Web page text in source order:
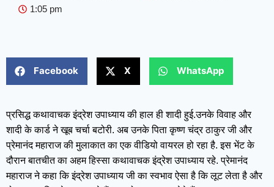
1:05 pm
Facebook X WhatsApp
प्रसिद्ध कथावाचक इंद्रेश उपाध्याय की हाल ही शादी हुई.उनके विवाह और
शादी के कार्ड ने खूब चर्चा बटोरी. अब उनके पिता कृष्ण चंद्र ठाकुर जी और
प्रेमानंद महाराज की मुलाकात का एक वीडियो वायरल हो रहा है. इस भेंट के
दौरान बातचीत का अहम हिस्सा कथावाचक इंद्रेश उपाध्याय रहे. प्रेमानंद
महाराज ने कहा कि इंद्रेश उपाध्याय जी का स्वभाव ऐसा है कि लूट लेता है और